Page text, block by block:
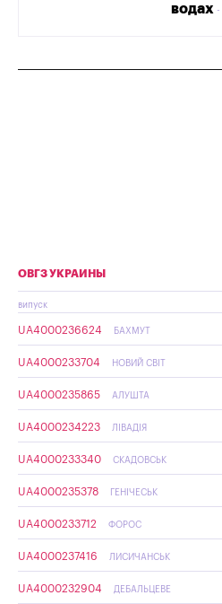
водах
ОВГЗ УКРАИНЫ
випуск
UA4000236624 БАХМУТ
UA4000233704 НОВИЙ СВІТ
UA4000235865 АЛУШТА
UA4000234223 ЛІВАДІЯ
UA4000233340 СКАДОВСЬК
UA4000235378 ГЕНІЧЕСЬК
UA4000233712 ФОРОС
UA4000237416 ЛИСИЧАНСЬК
UA4000232904 ДЕБАЛЬЦЕВЕ